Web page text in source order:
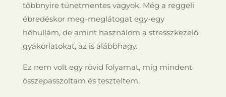
többnyire tünetmentes vagyok. Még a reggeli
ébredéskor meg-meglátogat egy-egy
hőhullám, de amint használom a stresszkezelő
gyakorlatokat, az is alábbhagy.
Ez nem volt egy rövid folyamat, míg mindent
összepasszoltam és teszteltem.